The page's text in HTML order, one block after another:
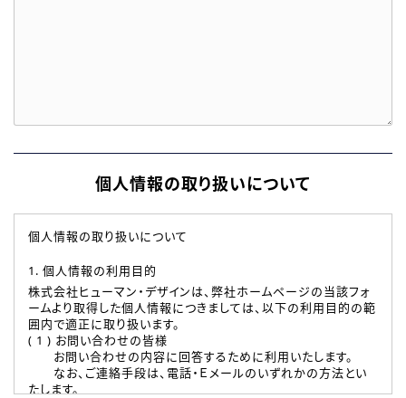
個人情報の取り扱いについて
個人情報の取り扱いについて
1. 個人情報の利用目的
株式会社ヒューマン・デザインは、弊社ホームページの当該フォ
ームより取得した個人情報につきましては、以下の利用目的の範
囲内で適正に取り扱います。
( 1 ) お問い合わせの皆様
お問い合わせの内容に回答するために利用いたします。
なお、ご連絡手段は、電話・Ｅメールのいずれかの方法とい
たします。